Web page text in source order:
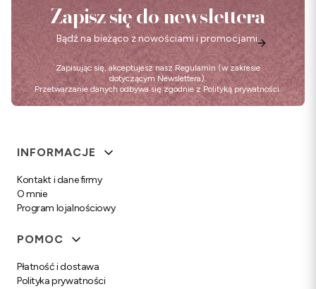
Zapisz się do newslettera
Bądź na bieżąco z nowościami i promocjami.
Zapisując się, akceptujesz nasz Regulamin (w zakresie
dotyczącym Newslettera).
Przetwarzanie danych odbywa się zgodnie z Polityką prywatności.
Linki w stopce
INFORMACJE
Kontakt i dane firmy
O mnie
Program lojalnościowy
POMOC
Płatność i dostawa
Polityka prywatności